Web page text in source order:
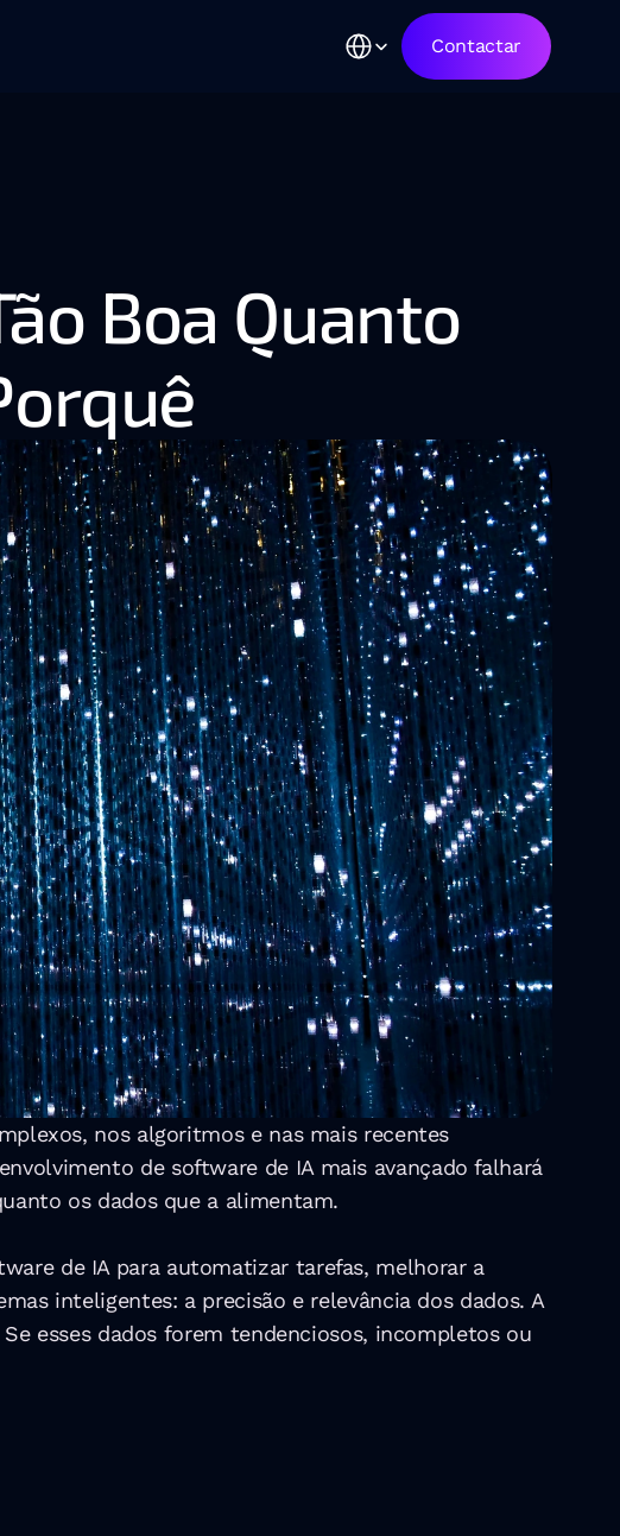
Select Language
Contactar
Boa Quanto
nos algoritmos e nas mais recentes
de software de IA mais avançado falhará
os dados que a alimentam.
de IA para automatizar tarefas, melhorar a
inteligentes: a precisão e relevância dos dados. A
esses dados forem tendenciosos, incompletos ou